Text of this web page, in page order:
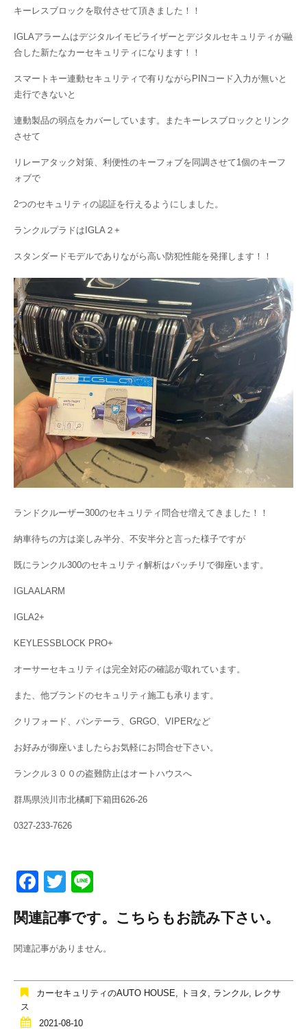
キーレスブロックを取付させて頂きました！！
IGLAアラームはデジタルイモビライザーとデジタルセキュリティが融
合した新たなカーセキュリティになります！！
スマートキー連動セキュリティで有りながらPINコード入力が無いと
走行できないと
連動製品の弱点をカバーしています。またキーレスブロックとリンク
させて
リレーアタック対策、利便性のキーフォブを同調させて1個のキーフ
ォブで
2つのセキュリティの認証を行えるようにしました。
ランクルプラドはIGLA２+
スタンダードモデルでありながら高い防犯性能を発揮します！！
ランドクルーザー300のセキュリティ問合せ増えてきました！！
納車待ちの方は楽しみ半分、不安半分と言った様子ですが
既にランクル300のセキュリティ解析はバッチリで御座います。
IGLAALARM
IGLA2+
KEYLESSBLOCK PRO+
オーサーセキュリティは完全対応の確認が取れています。
また、他ブランドのセキュリティ施工も承ります。
クリフォード、パンテーラ、GRGO、VIPERなど
お好みが御座いましたらお気軽にお問合せ下さい。
ランクル３００の盗難防止はオートハウスへ
群馬県渋川市北橘町下箱田626-26
0327-233-7626
F
a
c
e
o
o
T
tt
er
e
関連記事です。こちらもお読み下さい。
関連記事がありません。
カーセキュリティのAUTO HOUSE, トヨタ , ランクル, レクサ
ス
2021-08-10